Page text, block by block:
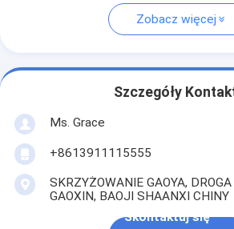
Zobacz więcej
Szczegóły
Ms. Grace
+8613911115555
SKRZYŻOWANIE GAOYA,
GAOXIN, BAOJI SHAANXI CHINY
Skontaktuj się